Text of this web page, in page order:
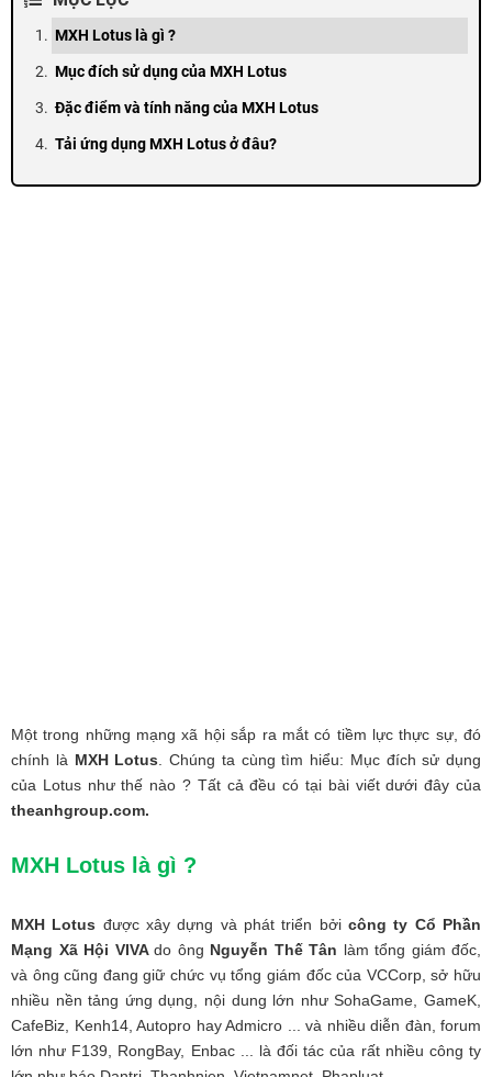
MXH Lotus là gì ?
Mục đích sử dụng của MXH Lotus
Đặc điểm và tính năng của MXH Lotus
Tải ứng dụng MXH Lotus ở đâu?
Một trong những mạng xã hội sắp ra mắt có tiềm lực thực sự, đó
chính là MXH Lotus . Chúng ta cùng tìm hiểu: Mục đích sử dụng
của Lotus như thế nào ? Tất cả đều có tại bài viết dưới đây của
theanhgroup.com.
MXH Lotus là gì ?
MXH Lotus được xây dựng và phát triển bởicông ty Cổ Phần
Mạng Xã Hội VIVA do ông Nguyễn Thế Tân làm tổng giám đốc,
và ông cũng đang giữ chức vụ tổng giám đốc của VCCorp, sở hữu
nhiều nền tảng ứng dụng, nội dung lớn như SohaGame, GameK,
CafeBiz, Kenh14, Autopro hay Admicro ... và nhiều diễn đàn, forum
lớn như F139, RongBay, Enbac ... là đối tác của rất nhiều công ty